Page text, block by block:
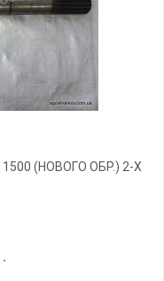
(НОВОГО ОБР.) 2-Х